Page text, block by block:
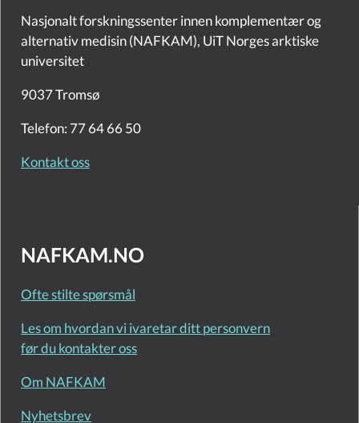
Nasjonalt forskningssenter innen komplementær og
alternativ medisin (NAFKAM), UiT Norges arktiske
universitet
9037 Tromsø
Telefon: 77 64 66 50
Kontakt oss
NAFKAM.NO
Ofte stilte spørsmål
Les om hvordan vi ivaretar ditt personvern
før du kontakter oss
Om NAFKAM
Nyhetsbrev